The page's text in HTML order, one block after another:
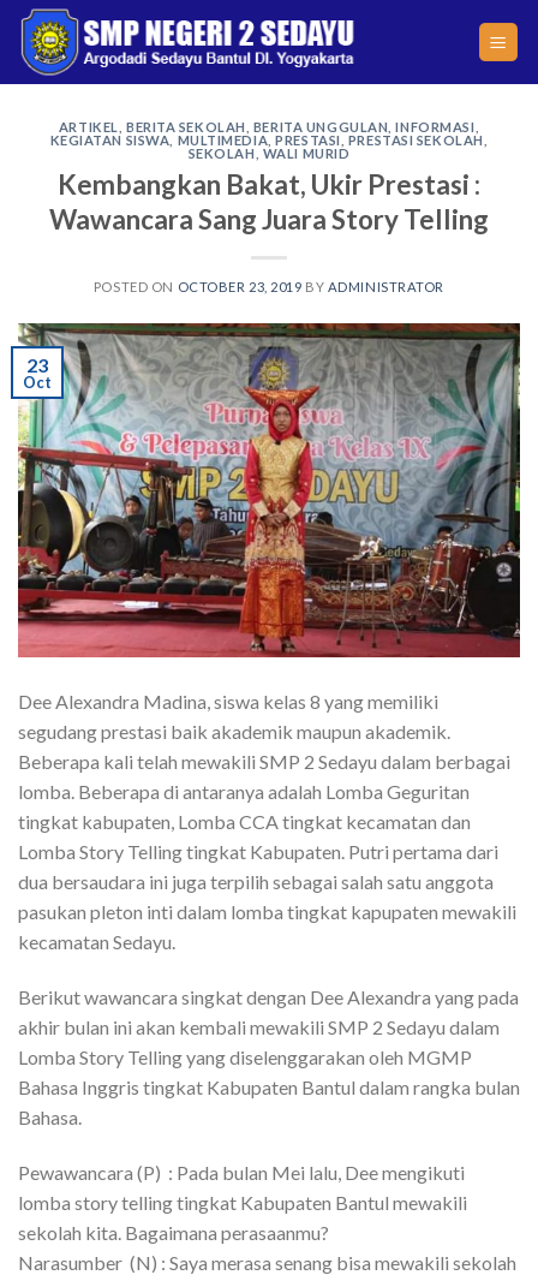
Skip
content
ARTIKEL BERITA SEKOLAH BERITA UNGGULAN ,INFORMASI
KEGIATAN SISWA MULTIMEDIA ,PRESTASI PRESTASI SEKOLAH
SEKOLAH
WALI MURID
Kembangkan Bakat, Ukir Prestasi :
Wawancara Sang Juara Story Telling
POSTED ON OCTOBER 23, 2019 BY ADMINISTRATOR
23
Oct
Dee Alexandra Madina, siswa kelas 8 yang memiliki
segudang prestasi baik akademik maupun akademik.
Beberapa kali telah mewakili SMP 2 Sedayu dalam berbagai
lomba. Beberapa di antaranya adalah Lomba Geguritan
tingkat kabupaten, Lomba CCA tingkat kecamatan dan
Lomba Story Telling tingkat Kabupaten. Putri pertama dari
dua bersaudara ini juga terpilih sebagai salah satu anggota
pasukan pleton inti dalam lomba tingkat kapupaten mewakili
kecamatan Sedayu.
Berikut wawancara singkat dengan Dee Alexandra yang pada
akhir bulan ini akan kembali mewakili SMP 2 Sedayu dalam
Lomba Story Telling yang diselenggarakan oleh MGMP
Bahasa Inggris tingkat Kabupaten Bantul dalam rangka bulan
Bahasa.
Pewawancara (P) : Pada bulan Mei lalu, Dee mengikuti
lomba story telling tingkat Kabupaten Bantul mewakili
sekolah kita. Bagaimana perasaanmu?
Narasumber (N) : Saya merasa senang bisa mewakili sekolah